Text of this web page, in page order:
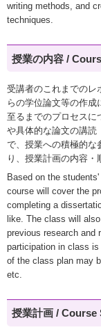
writing methods, and
techniques.
授業の内容 /
受講者のこれまでのレ
らの学位論文等の作
至るまでのプロセスに
や具体的な論文の講読
で、授業への積極的な
り、授業計画の内容・
Based on the
course will cover the
completing a
like. The class will
previous research and
participation in class
of the class plan may
etc.
授業計画 / Course